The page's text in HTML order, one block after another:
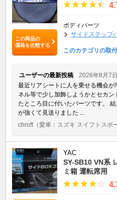
この商品の
価格を比較する
ボディパーツ
サイドステップ
このカテゴリの取
ユーザーの最新投稿
2026年8月7日
最近リアシートに人を乗せる機会
ネル等で少し加飾しようかとセカ
たところ目に付いたパーツです。
が強くて見送りました ...
chroft （愛車：スズキ スイフトスポ
YAC
SY-SB10 VN系
ミ箱 運転席用